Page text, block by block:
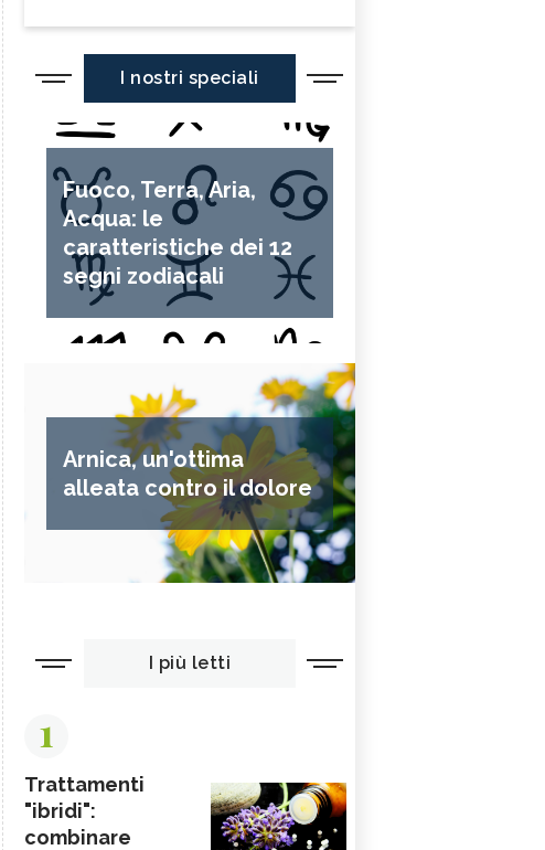
I nostri speciali
Fuoco, Terra, Aria,
Acqua: le
caratteristiche dei 12
segni zodiacali
Arnica, un'ottima
alleata contro il dolore
I più letti
1
Trattamenti
"ibridi":
combinare